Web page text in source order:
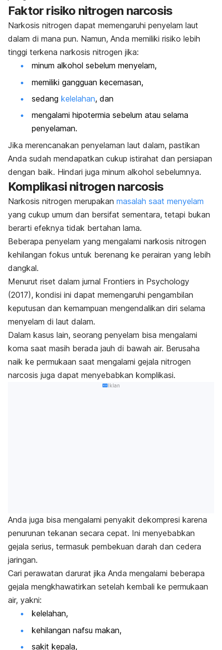
Faktor risiko nitrogen narcosis
Narkosis nitrogen dapat memengaruhi penyelam laut
dalam di mana pun. Namun, Anda memiliki risiko lebih
tinggi terkena narkosis nitrogen jika:
minum alkohol sebelum menyelam,
memiliki gangguan kecemasan,
sedang kelelahan, dan
mengalami hipotermia sebelum atau selama
penyelaman.
Jika merencanakan penyelaman laut dalam, pastikan
Anda sudah mendapatkan cukup istirahat dan persiapan
dengan baik. Hindari juga minum alkohol sebelumnya.
Komplikasi nitrogen narcosis
Narkosis nitrogen merupakan masalah saat menyelam
yang cukup umum dan bersifat sementara, tetapi bukan
berarti efeknya tidak bertahan lama.
Beberapa penyelam yang mengalami narkosis nitrogen
kehilangan fokus untuk berenang ke perairan yang lebih
dangkal.
Menurut riset dalam jurnal Frontiers in Psychology
(2017), kondisi ini dapat memengaruhi pengambilan
keputusan dan kemampuan mengendalikan diri selama
menyelam di laut dalam.
Dalam kasus lain, seorang penyelam bisa mengalami
koma saat masih berada jauh di bawah air. Berusaha
naik ke permukaan saat mengalami gejala nitrogen
narcosis juga dapat menyebabkan komplikasi.
Iklan
Anda juga bisa mengalami penyakit dekompresi karena
penurunan tekanan secara cepat. Ini menyebabkan
gejala serius, termasuk pembekuan darah dan cedera
jaringan.
Cari perawatan darurat jika Anda mengalami beberapa
gejala mengkhawatirkan setelah kembali ke permukaan
air, yakni:
kelelahan,
kehilangan nafsu makan,
sakit kepala,